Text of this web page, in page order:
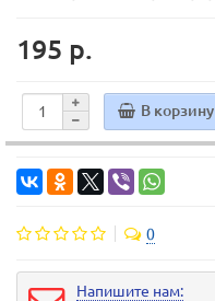
195 р.
В корзину
0
Напишите нам: